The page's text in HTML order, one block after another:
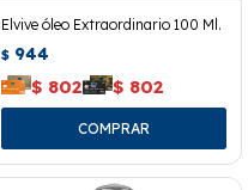
Elvive óleo Extraordinario 100 Ml.
$ 944
$ 802 $ 802